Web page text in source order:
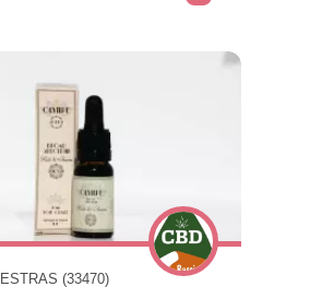
(33470)